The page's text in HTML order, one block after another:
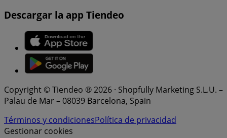
Descargar la app Tiendeo
Copyright © Tiendeo ® 2026 · Shopfully Marketing S.L.U. –
Palau de Mar – 08039 Barcelona, Spain
Términos y condicionesPolítica de privacidad
Gestionar cookies